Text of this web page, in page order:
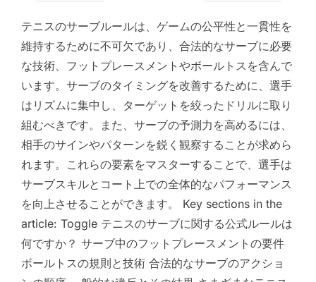
テニスのサーブルールは、ゲームの公平性と一貫性を
維持するために不可欠であり、合法的なサーブに必要
な技術、フットプレースメントやボールトスを含んで
います。サーブのタイミングを改善するために、選手
はリズムに集中し、ターゲットを絞ったドリルに取り
組むべきです。また、サーブの予測力を高めるには、
相手のサインやパターンを鋭く観察することが求めら
れます。これらの要素をマスターすることで、選手は
サーブスキルとコート上での全体的なパフォーマンス
を向上させることができます。 Key sections in the
article: Toggle テニスのサーブに関する公式ルールは
何ですか？ サーブ中のフットプレースメントの要件
ボールトスの規則と技術 合法的なサーブのアクショ